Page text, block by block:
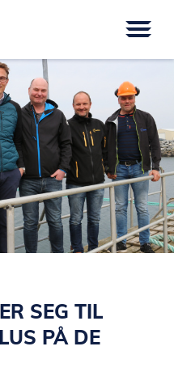
FINANSIERING
SEG TIL
PÅ DE